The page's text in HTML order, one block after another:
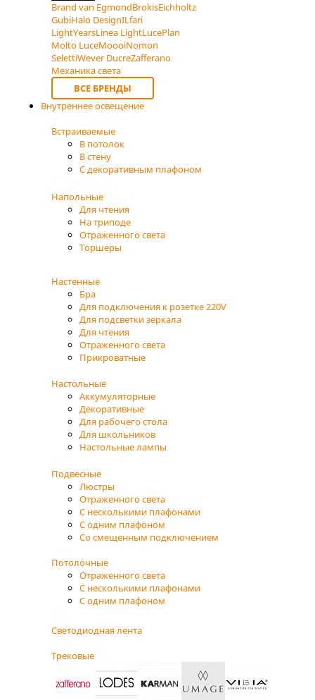
Brand van EgmondBrokisEichholtz
GubiHalo DesignILfari
LightYearsLinea LightLucePlan
Molto LuceMoooiNomon
SelettiWever DucreZafferano
Механика света
ВСЕ БРЕНДЫ
Внутреннее освещение
Встраиваемые
В потолок
В стену
С декоративным плафоном
Напольные
Для чтения
На триподе
Отраженного света
Торшеры
Настенные
Бра
Для подключения к розетке 220V
Для подсветки зеркала
Для чтения
Отраженного света
Прикроватные
Настольные
Аккумуляторные
Декоративные
Для рабочего стола
Для школьников
Настольные лампы
Подвесные
Люстры
Отраженного света
С несколькими плафонами
С одним плафоном
Со смещенным подключением
Потолочные
Отраженного света
С несколькими плафонами
С одним плафоном
Светодиодная лента
Трековые